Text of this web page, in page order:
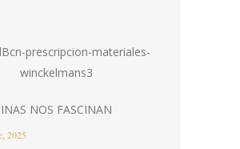
NOS FASCINAN
2025